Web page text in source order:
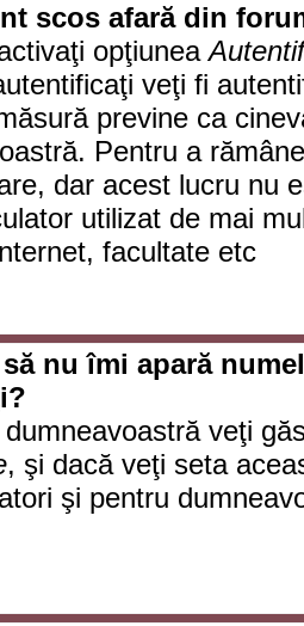
scos afară din
opţiunea
veţi fi
previne ca
Pentru a
dar acest lucru nu
utilizat de mai
facultate etc
nu îmi apară
dumneavoastră veţi
, şi dacă veţi seta
şi pentru